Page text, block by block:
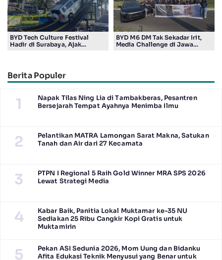
BYD Tech Culture Festival
Hadir di Surabaya, Ajak
BYD M6 DM Tak Sekadar Irit,
Media Challenge di Jawa
Berita Populer
1
Napak Tilas Ning Lia di Tambakberas, Pesantren
Bersejarah Tempat Ayahnya Menimba Ilmu
2
Pelantikan MATRA Lamongan Sarat Makna, Satukan
Tanah dan Air dari 27 Kecamata
3
PTPN I Regional 5 Raih Gold Winner MRA SPS 2026
Lewat Strategi Media
4
Kabar Baik, Panitia Lokal Muktamar ke-35 NU
Sediakan 25 Ribu Cangkir Kopi Gratis untuk
Muktamirin
5
Pekan ASI Sedunia 2026, Mom Uung dan Bidanku
Afita Edukasi Teknik Menyusui yang Benar untuk